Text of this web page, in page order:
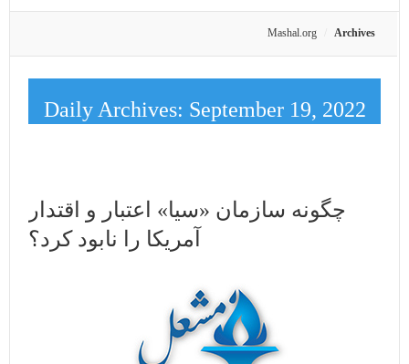
Mashal.org Archives
Daily Archives: September 19, 2022
چگونه سازمان «سیا» اعتبار و اقتدار
آمریکا را نابود کرد؟